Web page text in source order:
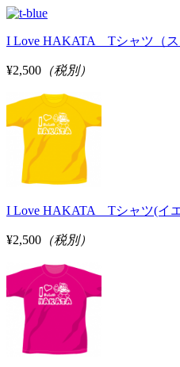
I Love HAKATA Tシャツ（ス
¥2,500 （税別）
I Love HAKATA Tシャツ(イ
¥2,500 （税別）